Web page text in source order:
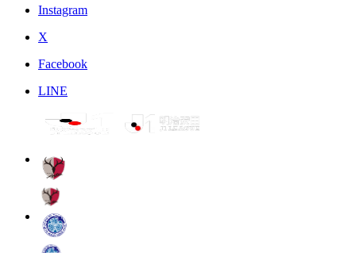
Instagram
X
Facebook
LINE